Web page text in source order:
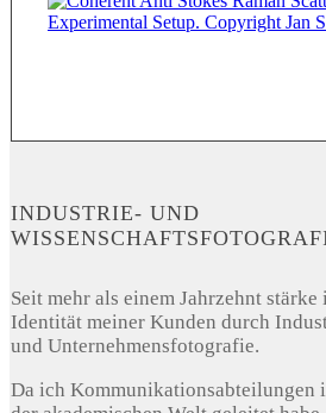
INDUSTRIE- UND
Seit mehr als einem Jahrzehnt
Identität meiner Kunden durch
und Unternehmensfotografie.
Da ich Kommunikationsabteilungen